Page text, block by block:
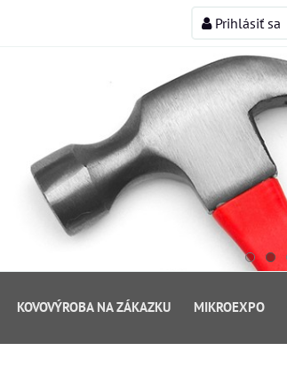
Prihlásiť sa
KOVOVÝROBA NA ZÁKAZKU MIKROEXPO